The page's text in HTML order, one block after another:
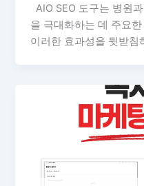
AIO SEO 도구는 병원
을 극대화하는 데 주요
이러한 효과성을 뒷받침